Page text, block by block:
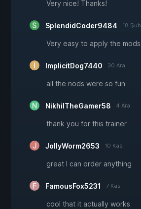
Very nice! Thanks!
SplendidCoder9484 18 Şub
Very easy to apply the mods
ImplicitDog7440 30 Ara
all the nods were so fun
NikhilTheGamer58 4 Ara
thank you for this trainer
JollyWorm2653 10 Kas
great I can order anything
FamousFox5231 7 Kas
cool that it actually works